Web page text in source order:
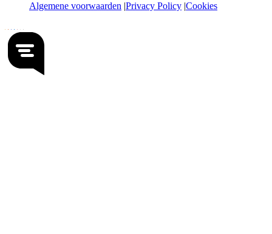
Algemene voorwaarden Privacy Policy Cookies